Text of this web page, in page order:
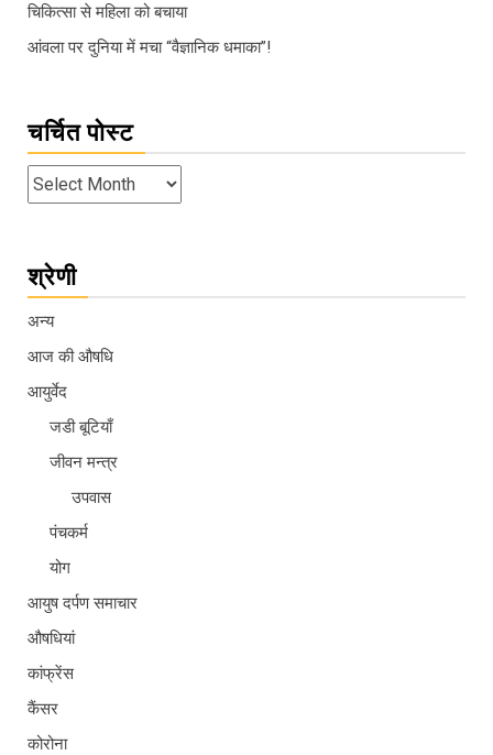
चिकित्सा से महिला को बचाया
आंवला पर दुनिया में मचा “वैज्ञानिक धमाका”!
चर्चित पोस्ट
श्रेणी
अन्य
आज की औषधि
आयुर्वेद
जडी बूटियाँ
जीवन मन्त्र
उपवास
पंचकर्म
योग
आयुष दर्पण समाचार
औषधियां
कांफ्रेंस
कैंसर
कोरोना